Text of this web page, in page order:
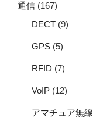
通信 (167)
DECT (9)
GPS (5)
RFID (7)
VoIP (12)
アマチュア無線